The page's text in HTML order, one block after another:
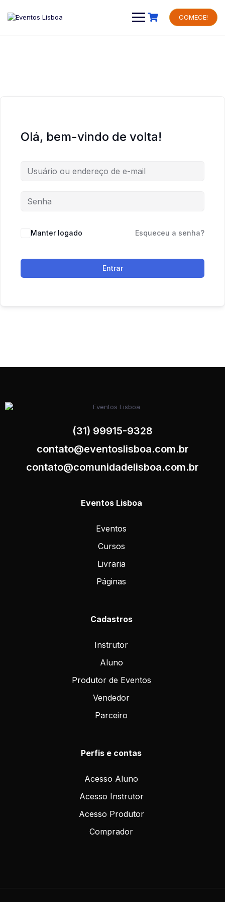
content
COMECE!
Olá, bem-vindo de volta!
Manter logado Esqueceu a senha?
Entrar
(31) 99915-9328
contato@eventoslisboa.com.br
contato@comunidadelisboa.com.br
Eventos Lisboa
Eventos
Cursos
Livraria
Páginas
Cadastros
Instrutor
Aluno
Produtor de Eventos
Vendedor
Parceiro
Perfis e contas
Acesso Aluno
Acesso Instrutor
Acesso Produtor
Comprador